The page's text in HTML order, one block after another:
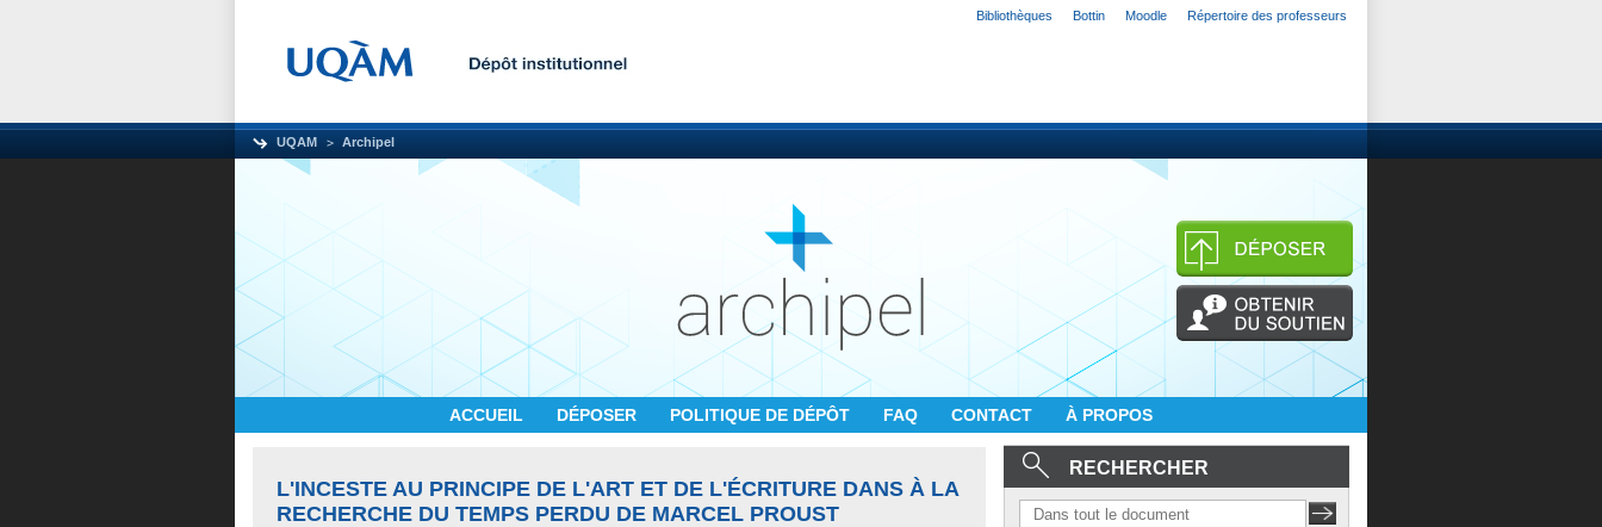
Bibliothèques Bottin Moodle Répertoire des professeurs
UQAM Archipel
ACCUEIL DÉPOSER POLITIQUE DE DÉPÔT FAQ CONTACT À PROPOS
L'INCESTE AU PRINCIPE DE L'ART ET DE L'ÉCRITURE DANS À LA
RECHERCHE DU TEMPS PERDU DE MARCEL PROUST
RECHERCHER